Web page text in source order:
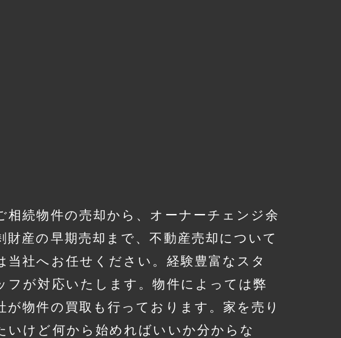
相続物件の売却から、オーナーチェンジ余
財産の早期売却まで、不動産売却について
当社へお任せください。経験豊富なスタ
フが対応いたします。物件によっては弊
が物件の買取も行っております。家を売り
いけど何から始めればいいか分からな